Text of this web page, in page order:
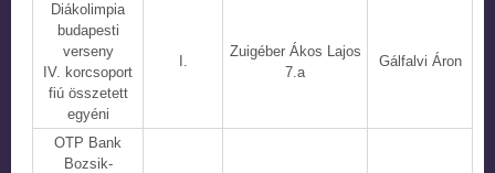
Diákolimpia
budapesti
verseny
IV. korcsoport
fiú összetett
egyéni
I.
Zuigéber Ákos Lajos
7.a
Gálfalvi Áron
OTP Bank
Bozsik-